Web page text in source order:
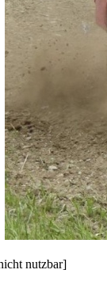
nutzbar]